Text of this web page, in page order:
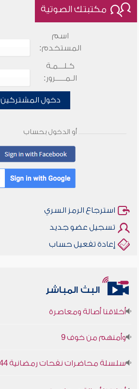
مكتبتك الصوتية
اسم
المستخدم:
كـلـــمـة
الـمـــــرور:
دخول المشتركين
أو الدخول بحساب
استرجاع الرمز السري
تسجيل عضو جديد
إعادة تفعيل حساب
البث المباشر